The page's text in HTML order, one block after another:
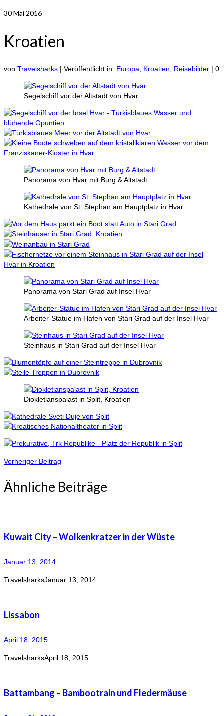
30Mai 2016
Kroatien
von Travelsharks | Veröffentlicht in: Europa Kroatien Reisebilder | 0
Segelschiff vor der Altstadt von Hvar
Panorama von Hvar mit Burg & Altstadt
Kathedrale von St. Stephan am Hauptplatz in Hvar
Panorama von Stari Grad auf Insel Hvar
Arbeiter-Statue im Hafen von Stari Grad auf der Insel Hvar
Steinhaus in Stari Grad auf der Insel Hvar
Diokletianspalast in Split, Kroatien
Vorheriger Beitrag
Ähnliche Beiträge
Kuwait City – Wolkenkratzer in der Wüste
Januar 13, 2014
TravelsharksJanuar 13, 2014
Lissabon
April 18, 2015
TravelsharksApril 18, 2015
Battambang – Bambootrain und Fledermäuse